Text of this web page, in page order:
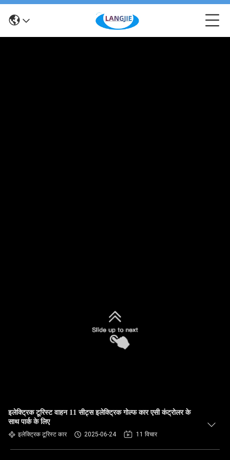
इलेक्ट्रिक टूरिस्ट वाहन 11 सीट्स इलेक्ट्रिक गोल्फ कार एसी कंट्रोलर के
साथ पार्क के लिए
इलेक्ट्रिक टूरिस्ट कार 2025-06-24 11 विचार